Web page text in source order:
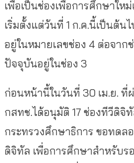
เพื่อเป็นช่องเพื่อการศึกษาใหม่
เริ่มตั้งแต่วันที่ 1 ก.ค.นี้เป็นต้น
อยู่ในหมายเลขช่อง 4 ต่อจาก
ปัจจุบันอยู่ในช่อง 3
ก่อนหน้านี้ในวันที่ 30 เม.ย. ที่
กสทช.ได้อนุมัติ 17 ช่องทีวีดิจิ
กระทรวงศึกษาธิการ ขอทดล
ดิจิทัล เพื่อการศึกษาสำหรับร